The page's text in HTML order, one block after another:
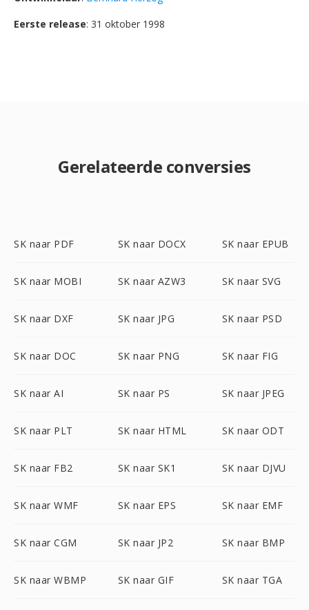
Eerste release: 31 oktober 1998
Gerelateerde conversies
SK naar PDF SK naar DOCX SK naar EPUB
SK naar MOBI SK naar AZW3 SK naar SVG
SK naar DXF SK naar JPG SK naar PSD
SK naar DOC SK naar PNG SK naar FIG
SK naar AI SK naar PS SK naar JPEG
SK naar PLT SK naar HTML SK naar ODT
SK naar FB2 SK naar SK1 SK naar DJVU
SK naar WMF SK naar EPS SK naar EMF
SK naar CGM SK naar JP2 SK naar BMP
SK naar WBMP SK naar GIF SK naar TGA